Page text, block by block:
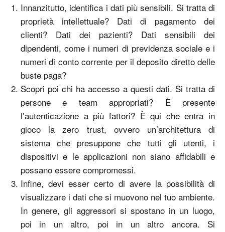
Innanzitutto, identifica i dati più sensibili. Si tratta di
proprietà intellettuale? Dati di pagamento dei
clienti? Dati dei pazienti? Dati sensibili dei
dipendenti, come i numeri di previdenza sociale e i
numeri di conto corrente per il deposito diretto delle
buste paga?
Scopri poi chi ha accesso a questi dati. Si tratta di
persone e team appropriati? È presente
l’autenticazione a più fattori? È qui che entra in
gioco la zero trust, ovvero un’architettura di
sistema che presuppone che tutti gli utenti, i
dispositivi e le applicazioni non siano affidabili e
possano essere compromessi.
Infine, devi esser certo di avere la possibilità di
visualizzare i dati che si muovono nel tuo ambiente.
In genere, gli aggressori si spostano in un luogo,
poi in un altro, poi in un altro ancora. Si